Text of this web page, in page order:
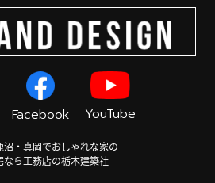
Facebook YouTube
沼・真岡でおしゃれな家の
なら工務店の栃木建築社